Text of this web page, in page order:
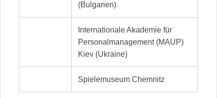
(Bulgarien)
Internationale Akademie für
Personalmanagement (MAUP)
Kiev (Ukraine)
Spielemuseum Chemnitz